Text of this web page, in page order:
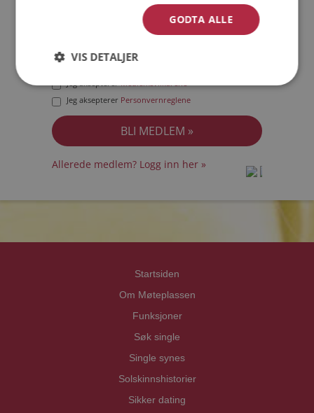
Jeg akseptererMedlemsvilkårene
Jeg aksepterer Personvernreglene
Allerede medlem? Logg inn her »
Startsiden
Om Møteplassen
Funksjoner
Søk single
Single synes
Solskinnshistorier
Sikker dating
GODTA ALLE
VIS DETALJER